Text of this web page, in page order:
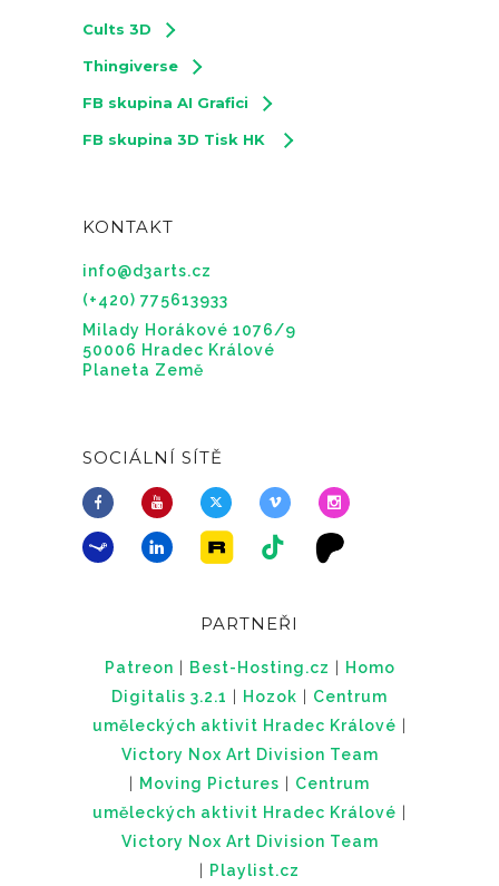
Cults 3D
Thingiverse
FB skupina AI Grafici
FB skupina 3D Tisk HK
KONTAKT
info@d3arts.cz
(+420) 775613933
Milady Horákové 1076/9
50006 Hradec Králové
Planeta Země
SOCIÁLNÍ SÍTĚ
PARTNEŘI
Patreon Best-Hosting.cz
Homo
Digitalis 3.2.1
Hozok
Centrum
uměleckých aktivit Hradec Králové
Victory Nox Art Division Team
Moving Pictures
Centrum
uměleckých aktivit Hradec Králové
Victory Nox Art Division Team
Playlist.cz